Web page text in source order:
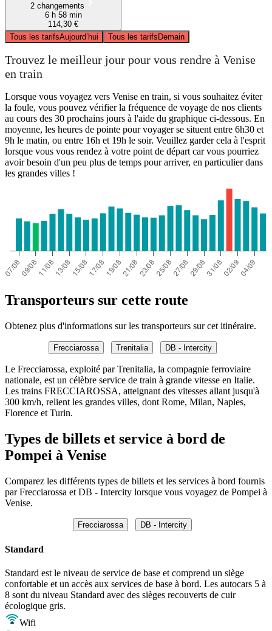
2 changements
6 h 58 min
114,30 €
Tous les tarifsAujourd’hui Tous les tarifsDemain
Trouvez le meilleur jour pour vous rendre à Venise
en train
Lorsque vous voyagez vers Venise en train, si vous souhaitez éviter
la foule, vous pouvez vérifier la fréquence de voyage de nos clients
au cours des 30 prochains jours à l'aide du graphique ci-dessous. En
moyenne, les heures de pointe pour voyager se situent entre 6h30 et
9h le matin, ou entre 16h et 19h le soir. Veuillez garder cela à l'esprit
lorsque vous vous rendez à votre point de départ car vous pourriez
avoir besoin d'un peu plus de temps pour arriver, en particulier dans
les grandes villes !
Transporteurs sur cette route
Obtenez plus d'informations sur les transporteurs sur cet itinéraire.
Frecciarossa Trenitalia DB - Intercity
Le Frecciarossa, exploité par Trenitalia, la compagnie ferroviaire
nationale, est un célèbre service de train à grande vitesse en Italie.
Les trains FRECCIAROSSA, atteignant des vitesses allant jusqu'à
300 km/h, relient les grandes villes, dont Rome, Milan, Naples,
Florence et Turin.
Types de billets et service à bord de
Pompei à Venise
Comparez les différents types de billets et les services à bord fournis
par Frecciarossa et DB - Intercity lorsque vous voyagez de Pompei à
Venise.
Frecciarossa DB - Intercity
Standard
Standard est le niveau de service de base et comprend un siège
confortable et un accès aux services de base à bord. Les autocars 5 à
8 sont du niveau Standard avec des sièges recouverts de cuir
écologique gris.
Wifi